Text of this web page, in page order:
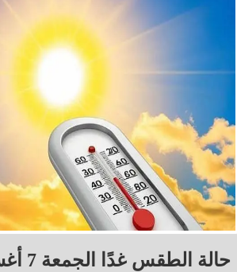
حالة الطقس غدًا الجمعة 7 أغسطس 2026